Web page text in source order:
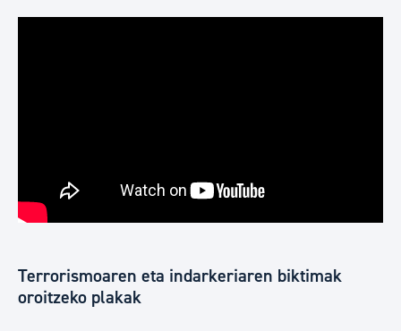
Terrorismoaren eta indarkeriaren biktimak
oroitzeko plakak